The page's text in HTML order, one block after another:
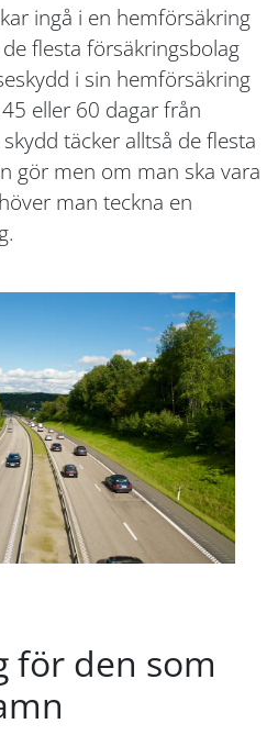
ingå i en hemförsäkring
flesta försäkringsbolag
i sin hemförsäkring
eller 60 dagar från
täcker alltså de flesta
gör men om man ska vara
man teckna en
för den som